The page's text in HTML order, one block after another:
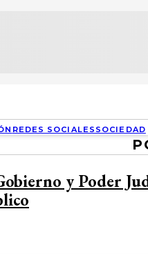
REDES SOCIALES SOCIEDAD
y Poder